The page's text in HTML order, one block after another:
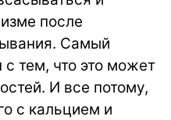
после
Самый
тем, что это может
И все потому,
с кальцием и